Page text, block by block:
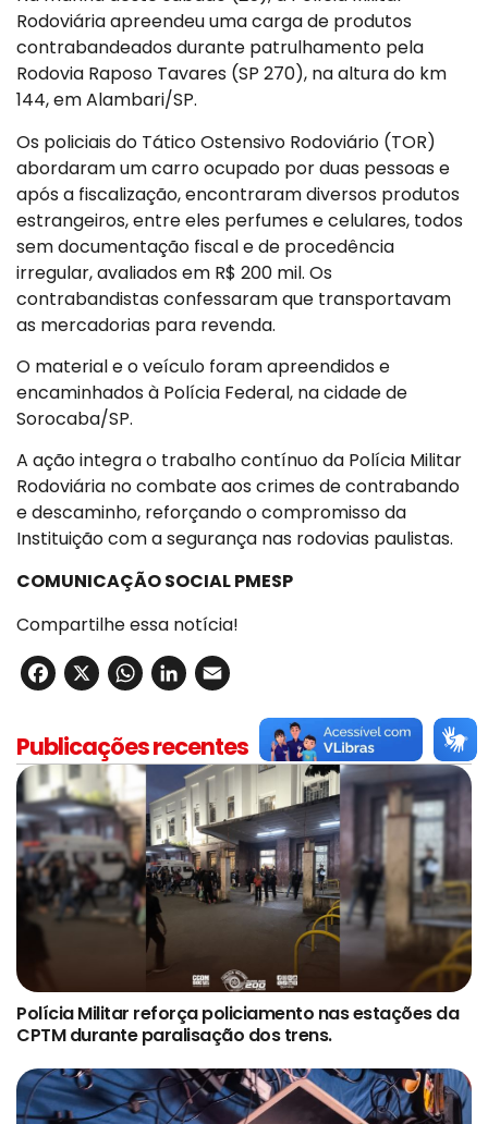
Rodoviária apreendeu uma carga de produtos
contrabandeados durante patrulhamento pela
Rodovia Raposo Tavares (SP 270), na altura do km
144, em Alambari/SP.
Os policiais do Tático Ostensivo Rodoviário (TOR)
abordaram um carro ocupado por duas pessoas e
após a fiscalização, encontraram diversos produtos
estrangeiros, entre eles perfumes e celulares, todos
sem documentação fiscal e de procedência
irregular, avaliados em R$ 200 mil. Os
contrabandistas confessaram que transportavam
as mercadorias para revenda.
O material e o veículo foram apreendidos e
encaminhados à Polícia Federal, na cidade de
Sorocaba/SP.
A ação integra o trabalho contínuo da Polícia Militar
Rodoviária no combate aos crimes de contrabando
e descaminho, reforçando o compromisso da
Instituição com a segurança nas rodovias paulistas.
COMUNICAÇÃO SOCIAL PMESP
Compartilhe essa notícia!
Facebook
X WhatsApp
LinkedIn
Publicações recentes
Polícia Militar reforça policiamento nas estações da
CPTM durante paralisação dos trens.